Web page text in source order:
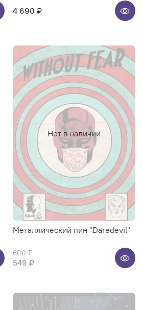
4 690 ₽
Нет в наличии
Металлический пин "Daredevil"
600 ₽
549 ₽